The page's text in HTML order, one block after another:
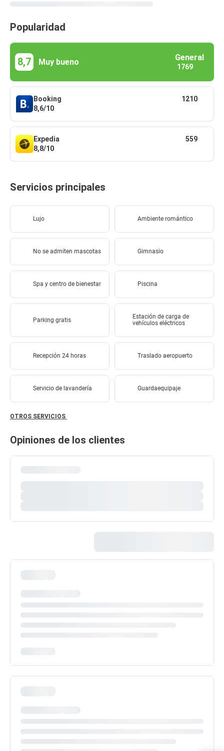
Popularidad
8,7 Muy bueno General
1769
Booking
8,6/10
1210
Expedia
8,8/10
559
Servicios principales
Lujo Ambiente romántico
No se admiten mascotas Gimnasio
Spa y centro de bienestar Piscina
Parking gratis
Estación de carga de
vehículos eléctricos
Recepción 24 horas Traslado aeropuerto
Servicio de lavandería Guardaequipaje
OTROS SERVICIOS
Opiniones de los clientes